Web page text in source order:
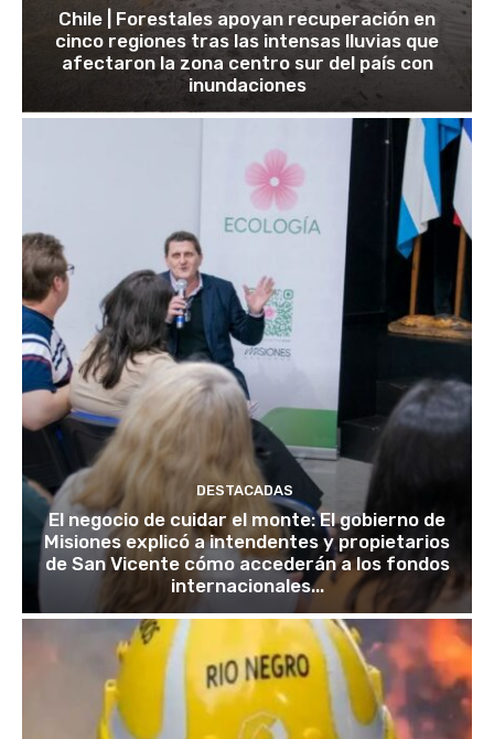
Chile | Forestales apoyan recuperación en
cinco regiones tras las intensas lluvias que
afectaron la zona centro sur del país con
inundaciones
DESTACADAS
El negocio de cuidar el monte: El gobierno de
Misiones explicó a intendentes y propietarios
de San Vicente cómo accederán a los fondos
internacionales...